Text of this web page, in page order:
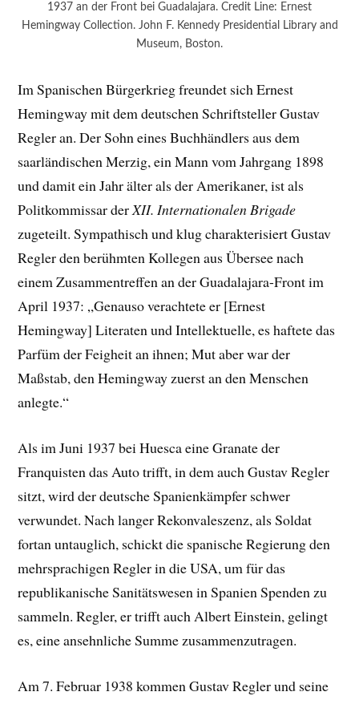
1937 an der Front bei Guadalajara. Credit Line: Ernest
Hemingway Collection. John F. Kennedy Presidential Library and
Museum, Boston.
Im Spanischen Bürgerkrieg freundet sich Ernest
Hemingway mit dem deutschen Schriftsteller Gustav
Regler an. Der Sohn eines Buchhändlers aus dem
saarländischen Merzig, ein Mann vom Jahrgang 1898
und damit ein Jahr älter als der Amerikaner, ist als
Politkommissar derXII. Internationalen Brigade
zugeteilt. Sympathisch und klug charakterisiert Gustav
Regler den berühmten Kollegen aus Übersee nach
einem Zusammentreffen an der Guadalajara-Front im
April 1937: „Genauso verachtete er [Ernest
Hemingway] Literaten und Intellektuelle, es haftete das
Parfüm der Feigheit an ihnen; Mut aber war der
Maßstab, den Hemingway zuerst an den Menschen
anlegte.“
Als im Juni 1937 bei Huesca eine Granate der
Franquisten das Auto trifft, in dem auch Gustav Regler
sitzt, wird der deutsche Spanienkämpfer schwer
verwundet. Nach langer Rekonvaleszenz, als Soldat
fortan untauglich, schickt die spanische Regierung den
mehrsprachigen Regler in die USA, um für das
republikanische Sanitätswesen in Spanien Spenden zu
sammeln. Regler, er trifft auch Albert Einstein, gelingt
es, eine ansehnliche Summe zusammenzutragen.
Am 7. Februar 1938 kommen Gustav Regler und seine